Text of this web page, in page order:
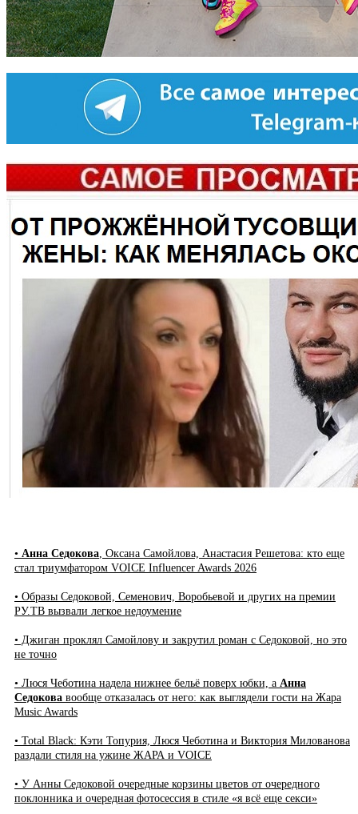
• Анна Седокова, Оксана Самойлова, Анастасия Решетова: кто еще
стал триумфатором VOICE Influencer Awards 2026
• Образы Седоковой, Семенович, Воробьевой и других на премии
РУ.ТВ вызвали легкое недоумение
• Джиган проклял Самойлову и закрутил роман с Седоковой, но это
не точно
• Люся Чеботина надела нижнее бельё поверх юбки, а Анна
Седокова вообще отказалась от него: как выглядели гости на Жара
Music Awards
• Total Black: Кэти Топурия, Люся Чеботина и Виктория Милованова
раздали стиля на ужине ЖАРА и VOICE
• У Анны Седоковой очередные корзины цветов от очередного
поклонника и очередная фотосессия в стиле «я всё еще секси»